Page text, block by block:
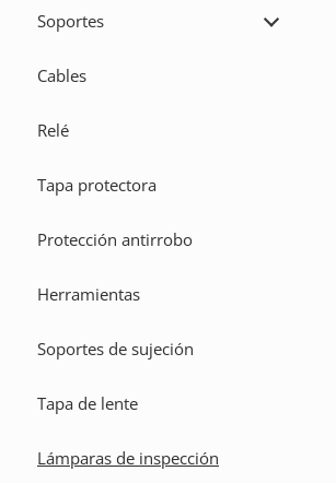
Soportes
Ampliar
Cables
Relé
Tapa protectora
Protección antirrobo
Herramientas
Soportes de sujeción
Tapa de lente
Lámparas de inspección